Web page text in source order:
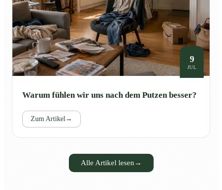
9
JUL
Warum fühlen wir uns nach dem Putzen besser?
Zum Artikel→
Alle Artikel lesen →